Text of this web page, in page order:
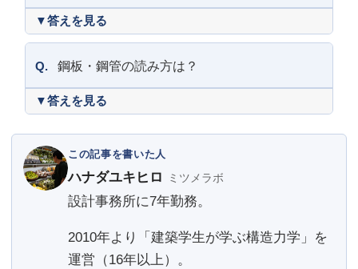
Q. 鋼板・鋼管の読み方は？
この記事を書いた人
ハナダユキヒロ ミツメラボ
設計事務所に7年勤務。
2010年より「建築学生が学ぶ構造力学」を
運営（16年以上）。